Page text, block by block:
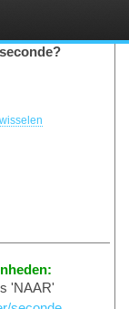
'NAAR'